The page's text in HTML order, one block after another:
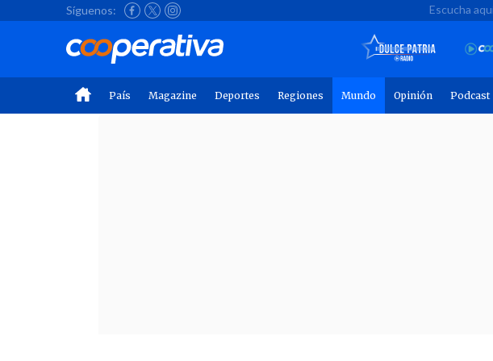
Síguenos: Escucha
País Magazine Deportes Regiones Mundo Opinión Podcast